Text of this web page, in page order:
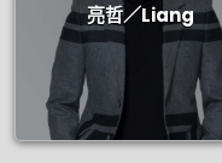
亮哲／Liang